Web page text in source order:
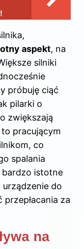
aspekt, na
silniki
próbuję ciąć
pilarki o
zwiększają
pracującym
co
spalania
bardzo istotne
do
za
na